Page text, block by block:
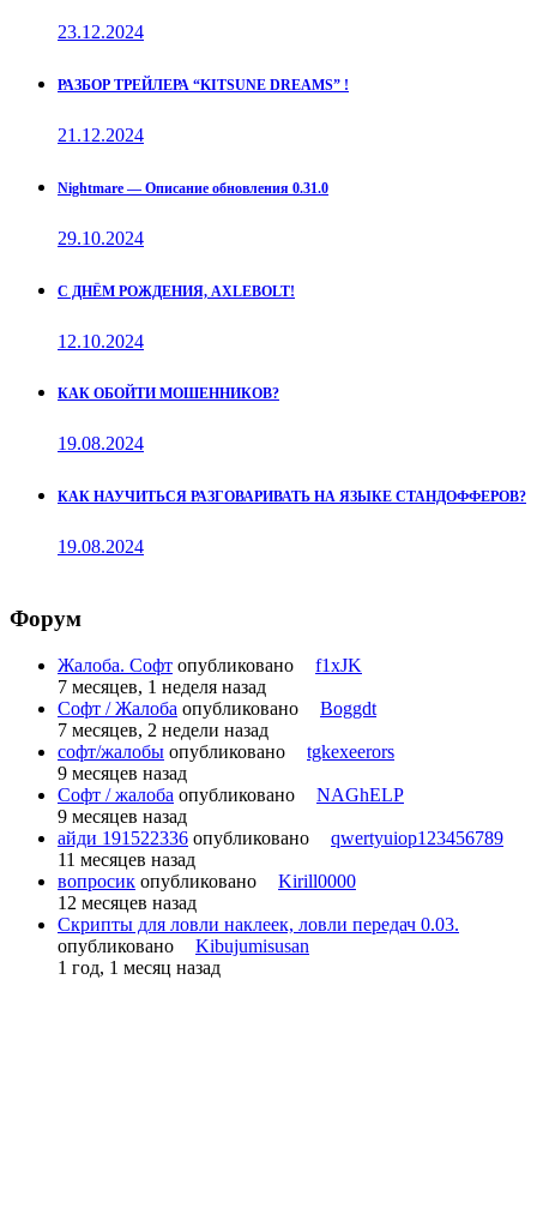
23.12.2024
РАЗБОР ТРЕЙЛЕРА “KITSUNE DREAMS” !
21.12.2024
Nightmare — Описание обновления 0.31.0
29.10.2024
С ДНЁМ РОЖДЕНИЯ, AXLEBOLT!
12.10.2024
КАК ОБОЙТИ МОШЕННИКОВ?
19.08.2024
КАК НАУЧИТЬСЯ РАЗГОВАРИВАТЬ НА ЯЗЫКЕ СТАНДОФФЕРОВ?
19.08.2024
Форум
Жалоба. Софт опубликовано
f1xJK
7 месяцев, 1 неделя назад
Софт / Жалоба опубликовано
Boggdt
7 месяцев, 2 недели назад
софт/жалобы опубликовано
tgkexeerors
9 месяцев назад
Софт / жалоба опубликовано
NAGhELP
9 месяцев назад
айди 191522336 опубликовано
qwertyuiop123456789
11 месяцев назад
вопросик опубликовано
Kirill0000
12 месяцев назад
Скрипты для ловли наклеек, ловли передач 0.03.
опубликовано
Kibujumisusan
1 год, 1 месяц назад